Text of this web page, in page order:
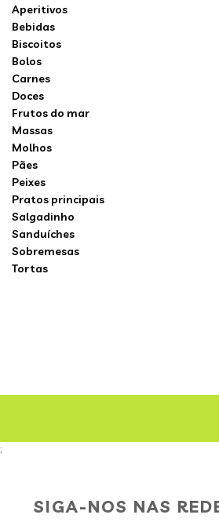
Aperitivos
Bebidas
Biscoitos
Bolos
Carnes
Doces
Frutos do mar
Massas
Molhos
Pães
Peixes
Pratos principais
Salgadinho
Sanduíches
Sobremesas
Tortas
;
SIGA-NOS NAS